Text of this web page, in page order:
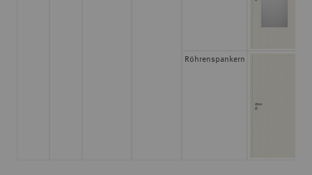
Röhrenspankern